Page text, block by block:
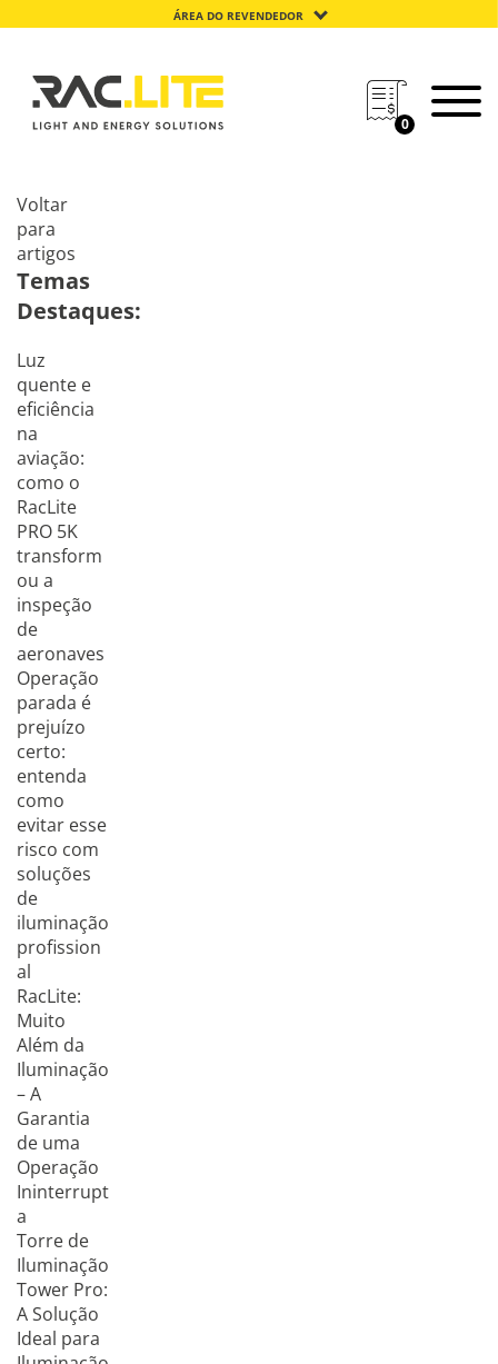
ÁREA DO REVENDEDOR
0
Voltar
para
artigos
Temas
Destaques:
Luz
quente e
eficiência
na
aviação:
como o
RacLite
PRO 5K
transform
ou a
inspeção
de
aeronaves
Operação
parada é
prejuízo
certo:
entenda
como
evitar esse
risco com
soluções
de
iluminação
profission
al
RacLite:
Muito
Além da
Iluminação
– A
Garantia
de uma
Operação
Ininterrupt
a
Torre de
Iluminação
Tower Pro:
A Solução
Ideal para